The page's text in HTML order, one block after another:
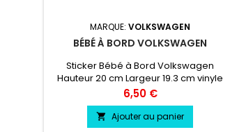
MARQUE:VOLKSWAGEN
BÉBÉ À BORD VOLKSWAGEN
Sticker Bébé à Bord Volkswagen
Hauteur 20 cm Largeur 19.3 cm vinyle
professionnel très résistant résiste a
l'eau, essence, chaleur, froid.
Prix
6,50 €
 Ajouter au panier